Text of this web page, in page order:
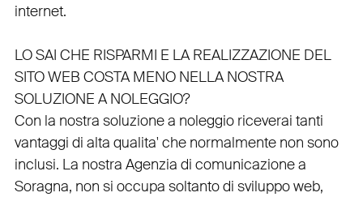
internet.
LO SAI CHE RISPARMI E LA REALIZZAZIONE DEL
SITO WEB COSTA MENO NELLA NOSTRA
SOLUZIONE A NOLEGGIO?
Con la nostra soluzione a noleggio riceverai tanti
vantaggi di alta qualita' che normalmente non sono
inclusi. La nostra Agenzia di comunicazione a
Soragna, non si occupa soltanto di sviluppo web,